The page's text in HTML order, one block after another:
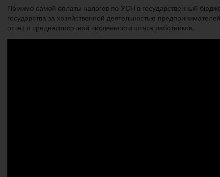
Помимо самой оплаты налогов по УСН в государственный
государства за хозяйственной деятельностью
отчет о среднесписочной численности штата работников.